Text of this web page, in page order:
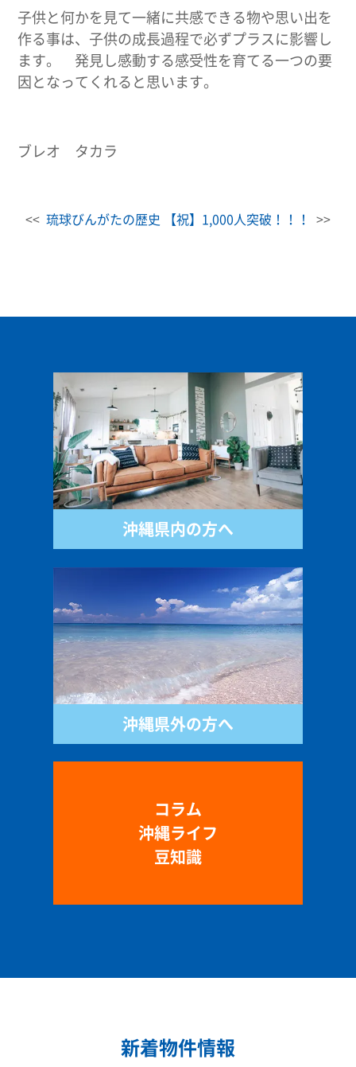
子供と何かを見て一緒に共感できる物や思い出を
作る事は、子供の成長過程で必ずプラスに影響し
ます。 発見し感動する感受性を育てる一つの要
因となってくれると思います。
ブレオ タカラ
<< 琉球びんがたの歴史 【祝】1,000人突破！！！ >>
沖縄県内の方へ
沖縄県外の方へ
コラム
沖縄ライフ
豆知識
新着物件情報